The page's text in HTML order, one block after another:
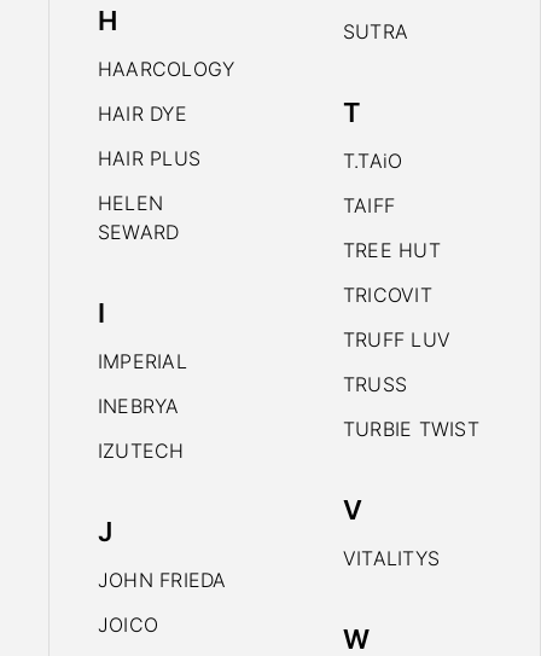
H
HAARCOLOGY
HAIR DYE
HAIR PLUS
HELEN
SEWARD
I
IMPERIAL
INEBRYA
IZUTECH
J
JOHN FRIEDA
JOICO
SUTRA
T
T.TAiO
TAIFF
TREE HUT
TRICOVIT
TRUFF LUV
TRUSS
TURBIE TWIST
V
VITALITYS
W